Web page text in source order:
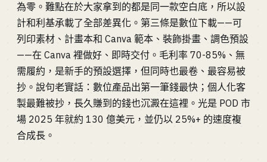
為零。難點在於大家拿到的都是同一款空白底，所以設
計和利基承載了全部差異化。第三條是數位下載——可
列印素材、計畫本和 Canva 範本、裝飾掛畫、調色預設
——在 Canva 裡做好、即時交付。毛利率 70-85%、無
需履約，是新手的預設選擇，但同時也最卷、最容易被
抄。說句老實話：數位產品出第一筆錢最快；個人化客
製最難被抄，長久賺到的錢也沉澱在這裡。光是 POD 市
場 2025 年就約 130 億美元，並仍以 25%+ 的速度複
合成長。